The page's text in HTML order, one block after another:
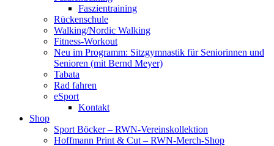
Faszientraining
Rückenschule
Walking/Nordic Walking
Fitness-Workout
Neu im Programm: Sitzgymnastik für Seniorinnen und
Senioren (mit Bernd Meyer)
Tabata
Rad fahren
eSport
Kontakt
Shop
Sport Böcker – RWN-Vereinskollektion
Hoffmann Print & Cut – RWN-Merch-Shop